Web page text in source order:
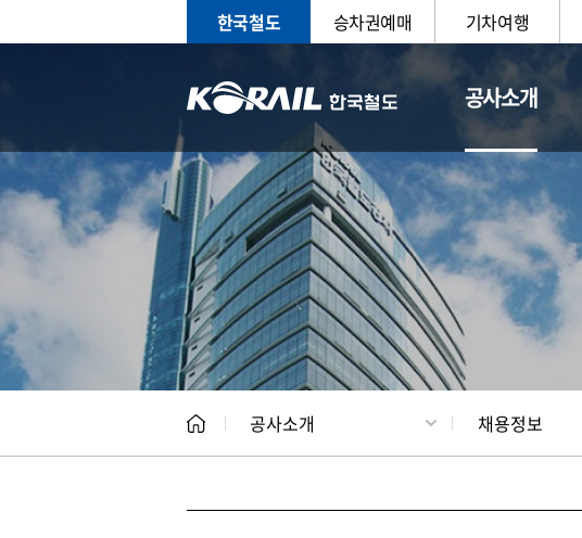
한국철도 승차권예매 기차여행
공사소개
CEO 일반현황
공사소개 채용정보